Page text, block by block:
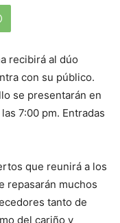
recibirá al dúo
con su público.
se presentarán en
7:00 pm. Entradas
que reunirá a los
repasarán muchos
tanto de
del cariño y